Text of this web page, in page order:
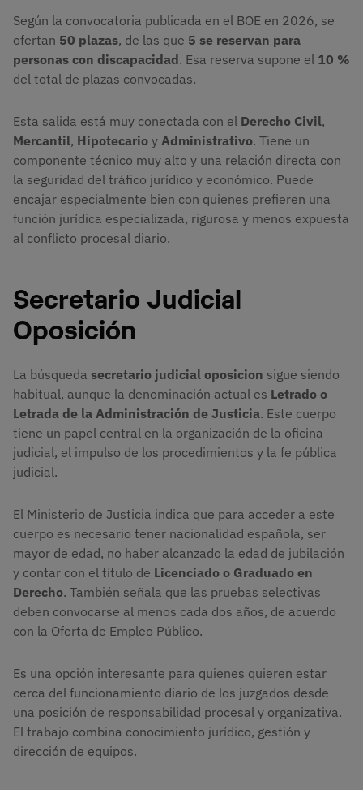
Según la convocatoria publicada en el BOE en 2026, se
ofertan 50 plazas, de las que 5 se reservan para
personas con discapacidad. Esa reserva supone el 10 %
del total de plazas convocadas.
Esta salida está muy conectada con el Derecho Civil,
Mercantil, Hipotecario y Administrativo. Tiene un
componente técnico muy alto y una relación directa con
la seguridad del tráfico jurídico y económico. Puede
encajar especialmente bien con quienes prefieren una
función jurídica especializada, rigurosa y menos expuesta
al conflicto procesal diario.
Secretario Judicial
Oposición
La búsqueda secretario judicial oposicion sigue siendo
habitual, aunque la denominación actual es Letrado o
Letrada de la Administración de Justicia. Este cuerpo
tiene un papel central en la organización de la oficina
judicial, el impulso de los procedimientos y la fe pública
judicial.
El Ministerio de Justicia indica que para acceder a este
cuerpo es necesario tener nacionalidad española, ser
mayor de edad, no haber alcanzado la edad de jubilación
y contar con el título de Licenciado o Graduado en
Derecho. También señala que las pruebas selectivas
deben convocarse al menos cada dos años, de acuerdo
con la Oferta de Empleo Público.
Es una opción interesante para quienes quieren estar
cerca del funcionamiento diario de los juzgados desde
una posición de responsabilidad procesal y organizativa.
El trabajo combina conocimiento jurídico, gestión y
dirección de equipos.